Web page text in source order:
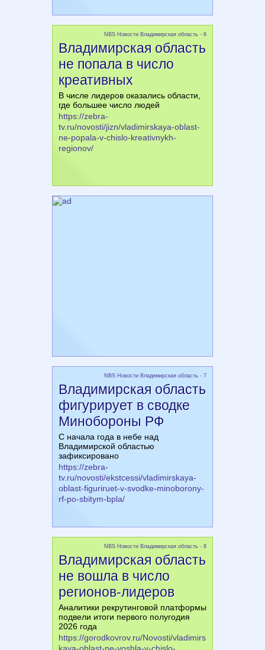
NBS Новости Владимирская область - 6
Владимирская область
не попала в число
креативных
В числе лидеров оказались области,
где большее число людей
https://zebra-
tv.ru/novosti/jizn/vladimirskaya-oblast-
ne-popala-v-chislo-kreativnykh-
regionov/
NBS Новости Владимирская область - 7
Владимирская область
фигурирует в сводке
Минобороны РФ
С начала года в небе над
Владимирской областью
зафиксировано
https://zebra-
tv.ru/novosti/ekstcessi/vladimirskaya-
oblast-figuriruet-v-svodke-minoborony-
rf-po-sbitym-bpla/
NBS Новости Владимирская область - 8
Владимирская область
не вошла в число
регионов-лидеров
Аналитики рекрутинговой платформы
подвели итоги первого полугодия
2026 года
https://gorodkovrov.ru/Novosti/vladimirs
kaya-oblast-ne-voshla-v-chislo-